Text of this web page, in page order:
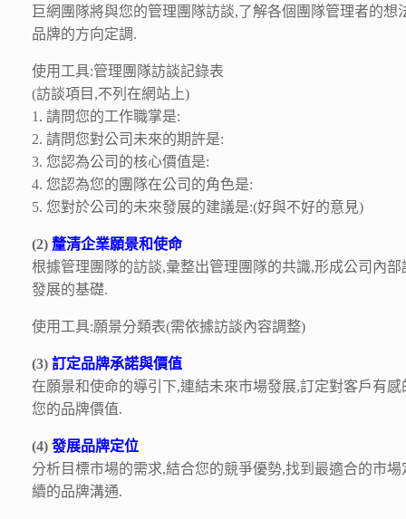
巨網團隊將與您的管理團隊訪談,了解各個團隊管理者的
品牌的方向定調.
使用工具:管理團隊訪談記錄表
(訪談項目,不列在網站上)
1. 請問您的工作職掌是:
2. 請問您對公司未來的期許是:
3. 您認為公司的核心價值是:
4. 您認為您的團隊在公司的角色是:
5. 您對於公司的未來發展的建議是:(好與不好的意見)
(2) 釐清企業願景和使命
根據管理團隊的訪談,彙整出管理團隊的共識,形成公司內
發展的基礎.
使用工具:願景分類表(需依據訪談內容調整)
(3) 訂定品牌承諾與價值
在願景和使命的導引下,連結未來市場發展,訂定對客戶有
您的品牌價值.
(4) 發展品牌定位
分析目標市場的需求,結合您的競爭優勢,找到最適合的市
續的品牌溝通.